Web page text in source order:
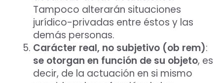
Tampoco alterarán situaciones
jurídico-privadas entre éstos y las
demás personas.
Carácter real, no subjetivo (ob rem):
se otorgan en función de su objeto, es
decir, de la actuación en si mismo